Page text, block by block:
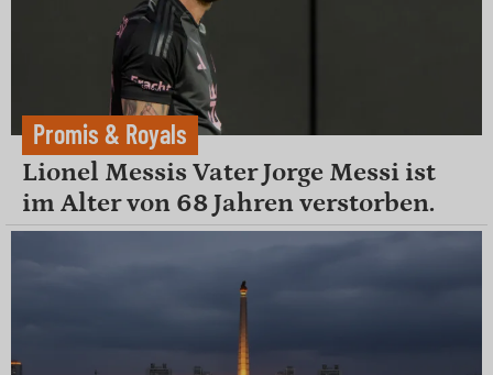
Promis & Royals
Lionel Messis Vater Jorge Messi ist
im Alter von 68 Jahren verstorben.